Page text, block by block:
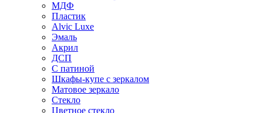
МДФ
Пластик
Alvic Luxe
Эмаль
Акрил
ДСП
С патиной
Шкафы-купе с зеркалом
Матовое зеркало
Стекло
Цветное стекло